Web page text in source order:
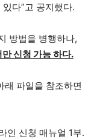
다”고 공지했다.
방법을 병행하나,
신청 가능 하다.
래 파일을 참조하면
인 신청 매뉴얼 1부.